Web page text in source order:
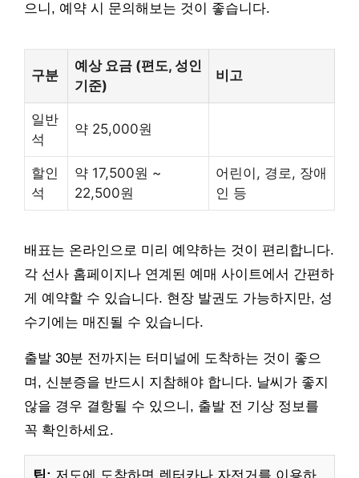
으니, 예약 시 문의해보는 것이 좋습니다.
구분
예상 요금 (편도, 성인
기준)
비고
일반
석
약 25,000원
할인
석
약 17,500원 ~
22,500원
어린이, 경로, 장애
인 등
배표는 온라인으로 미리 예약하는 것이 편리합니다.
각 선사 홈페이지나 연계된 예매 사이트에서 간편하
게 예약할 수 있습니다. 현장 발권도 가능하지만, 성
수기에는 매진될 수 있습니다.
출발 30분 전까지는 터미널에 도착하는 것이 좋으
며, 신분증을 반드시 지참해야 합니다. 날씨가 좋지
않을 경우 결항될 수 있으니, 출발 전 기상 정보를
꼭 확인하세요.